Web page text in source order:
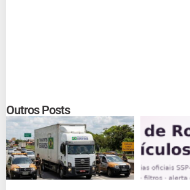
Outros Posts